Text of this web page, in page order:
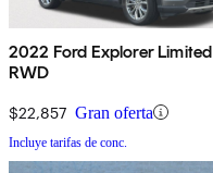
2022 Ford Explorer Limited
RWD
$22,857 Gran oferta
Incluye tarifas de conc.